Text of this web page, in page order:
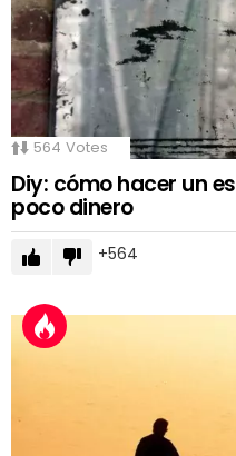
564 Votes
Diy: cómo hacer un
poco dinero
564